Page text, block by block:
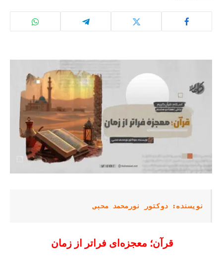
نویسنده: دوکتور نورمحمد محبی
قرآن؛ معجزه‌ای فراتر از زمان